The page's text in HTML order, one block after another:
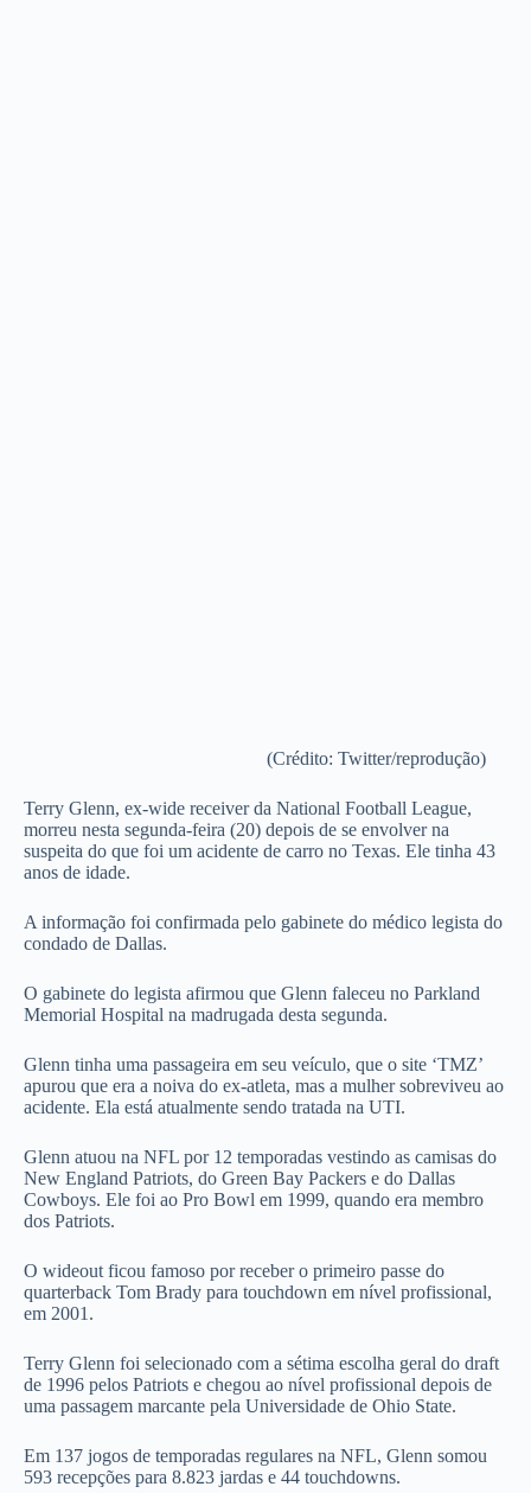
(Crédito: Twitter/reprodução)
Terry Glenn, ex-wide receiver da National Football League,
morreu nesta segunda-feira (20) depois de se envolver na
suspeita do que foi um acidente de carro no Texas. Ele tinha 43
anos de idade.
A informação foi confirmada pelo gabinete do médico legista do
condado de Dallas.
O gabinete do legista afirmou que Glenn faleceu no Parkland
Memorial Hospital na madrugada desta segunda.
Glenn tinha uma passageira em seu veículo, que o site ‘TMZ’
apurou que era a noiva do ex-atleta, mas a mulher sobreviveu ao
acidente. Ela está atualmente sendo tratada na UTI.
Glenn atuou na NFL por 12 temporadas vestindo as camisas do
New England Patriots, do Green Bay Packers e do Dallas
Cowboys. Ele foi ao Pro Bowl em 1999, quando era membro
dos Patriots.
O wideout ficou famoso por receber o primeiro passe do
quarterback Tom Brady para touchdown em nível profissional,
em 2001.
Terry Glenn foi selecionado com a sétima escolha geral do draft
de 1996 pelos Patriots e chegou ao nível profissional depois de
uma passagem marcante pela Universidade de Ohio State.
Em 137 jogos de temporadas regulares na NFL, Glenn somou
593 recepções para 8.823 jardas e 44 touchdowns.